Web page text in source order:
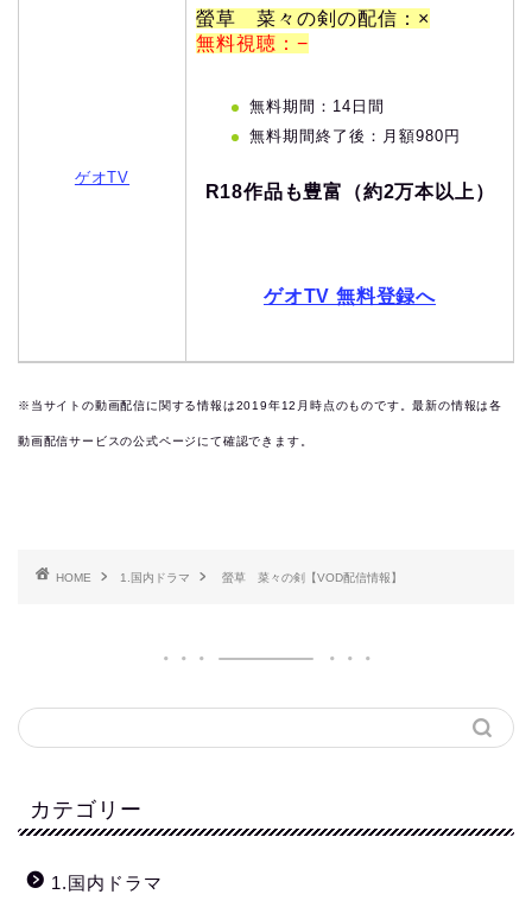
ゲオTV
螢草 菜々の剣の配信：×
無料視聴：−
無料期間：14日間
無料期間終了後：月額980円
R18作品も豊富（約2万本以上）
ゲオTV 無料登録へ
※当サイトの動画配信に関する情報は2019年12月時点のものです。最新の情報は各
動画配信サービスの公式ページにて確認できます。
HOME 1.国内ドラマ 螢草 菜々の剣【VOD配信情報】
カテゴリー
1.国内ドラマ